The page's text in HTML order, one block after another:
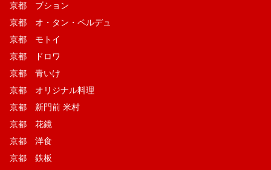
京都 ブション
京都 オ・タン・ペルデュ
京都 モトイ
京都 ドロワ
京都 青いけ
京都 オリジナル料理
京都 新門前 米村
京都 花鏡
京都 洋食
京都 鉄板